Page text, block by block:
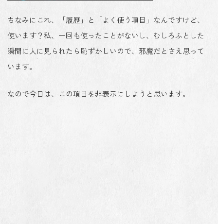
ちなみにこれ、「履歴」と「よく使う項目」なんですけど、
使います？私、一回も使ったことがないし、むしろふとした
瞬間に人に見られたら恥ずかしいので、邪魔だとさえ思って
います。
なので今日は、この項目を非表示にしようと思います。